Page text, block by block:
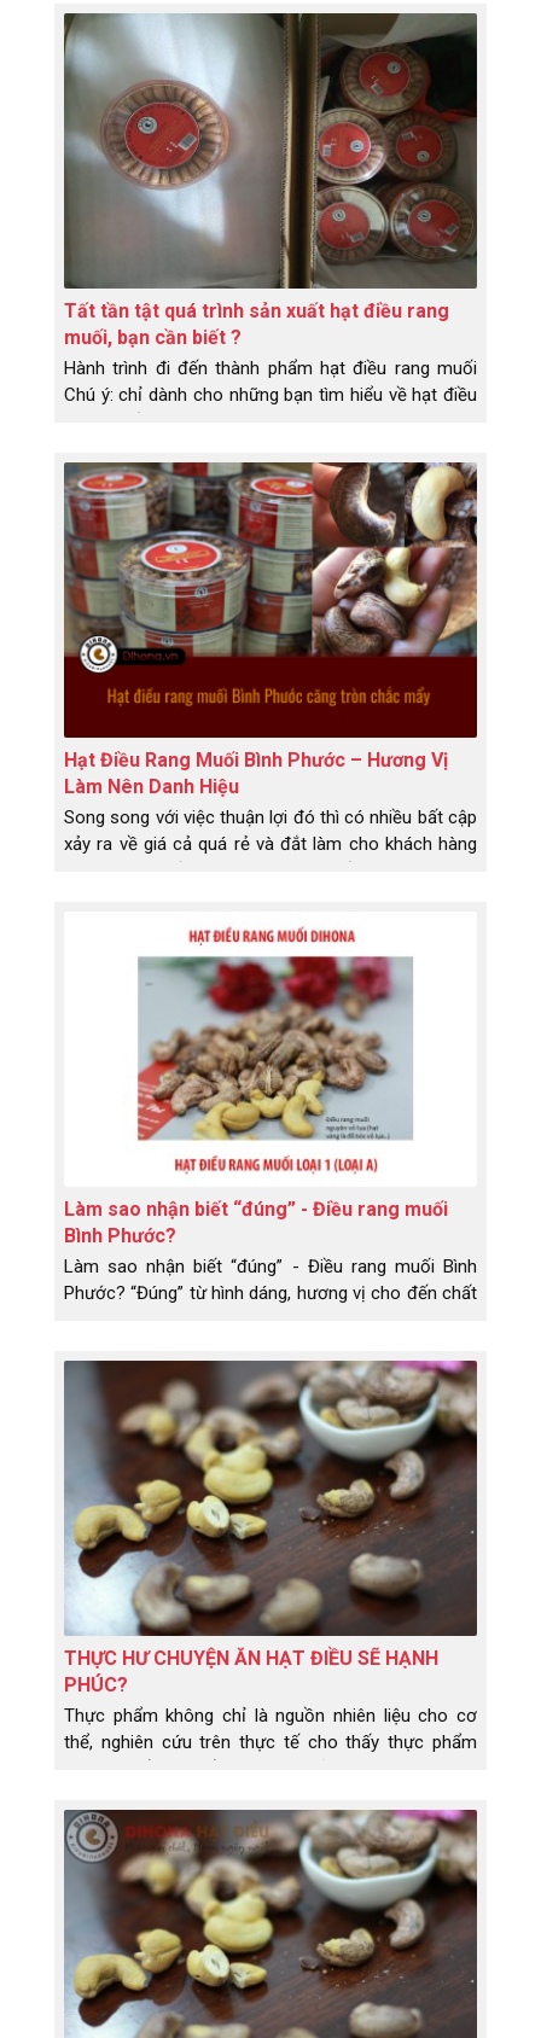
trắng khá nhiều bước và mất thời gian. Chi tiết cụ
thể như sau:
Tất tần tật quá trình sản xuất hạt điều rang
muối, bạn cần biết ?
Hành trình đi đến thành phẩm hạt điều rang muối
Chú ý: chỉ dành cho những bạn tìm hiểu về hạt điều
Hạt Điều Rang Muối Bình Phước – Hương Vị
Làm Nên Danh Hiệu
Song song với việc thuận lợi đó thì có nhiều bất cập
xảy ra về giá cả quá rẻ và đắt làm cho khách hàng
thân, bạn bè thì sao – họ lỡ nhận phải hàng dỡ, họ
có dám nói với bạn là đồ bạn biếu tặng dỡ quá
không? Không hề, không hề nói. Trong vấn đề này
bạn không cố ý, nhưng...
Làm sao nhận biết “đúng” - Điều rang muối
Bình Phước?
Làm sao nhận biết “đúng” - Điều rang muối Bình
Phước? “Đúng” từ hình dáng, hương vị cho đến chất
THỰC HƯ CHUYỆN ĂN HẠT ĐIỀU SẼ HẠNH
PHÚC?
Thực phẩm không chỉ là nguồn nhiên liệu cho cơ
thể, nghiên cứu trên thực tế cho thấy thực phẩm
ta vẫn đồn đoán?